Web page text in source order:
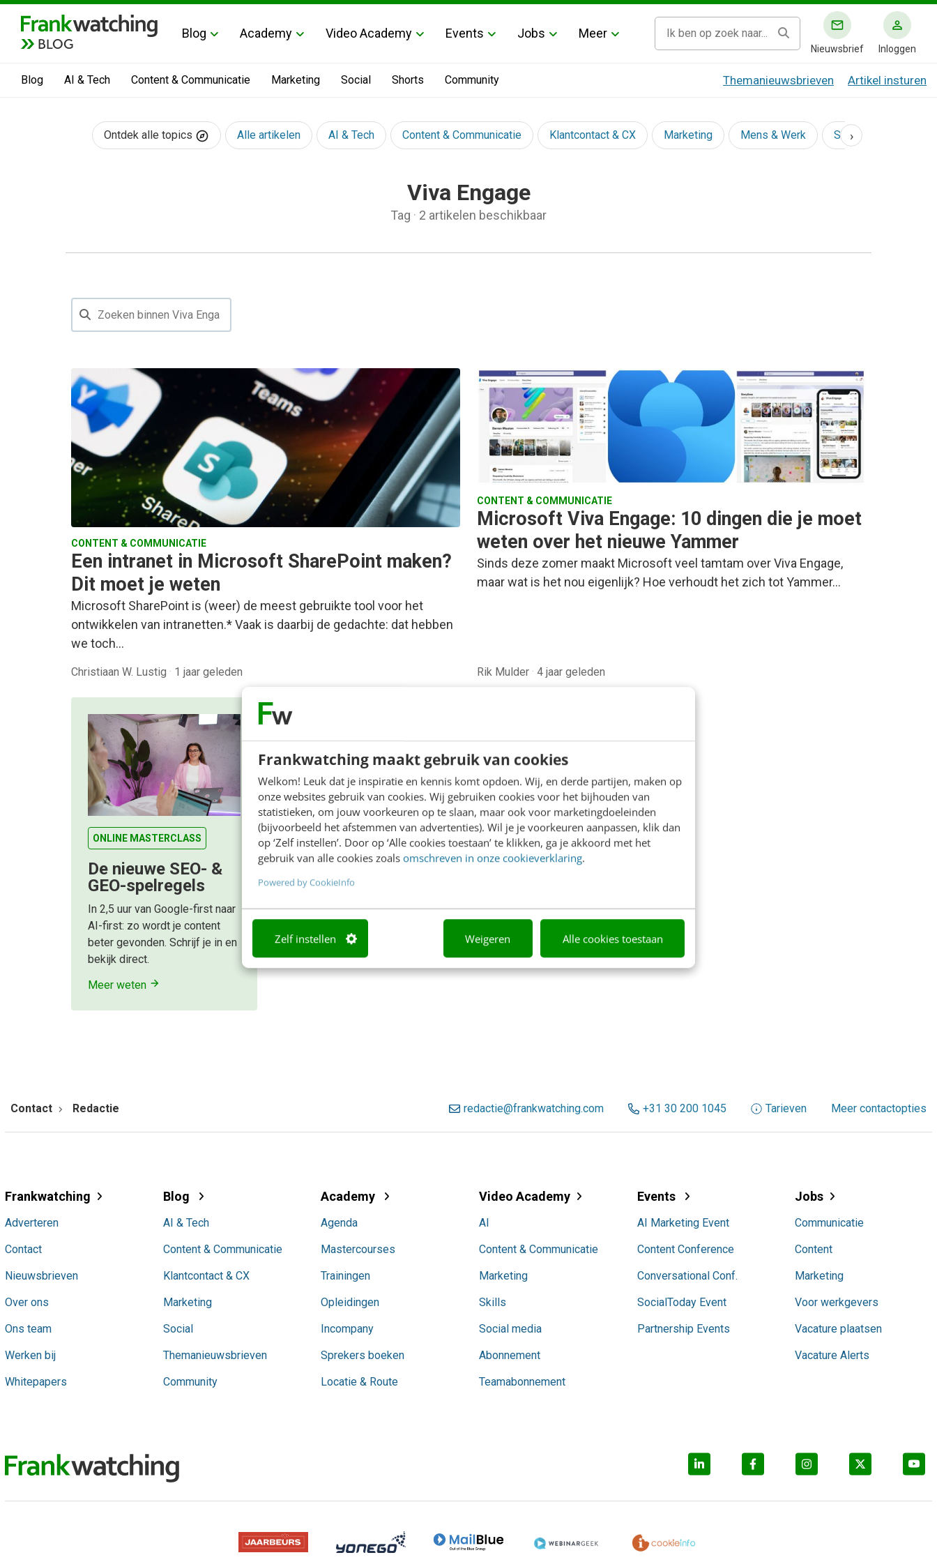
Frankwatching maakt gebruik van cookies
Welkom! Leuk dat je inspiratie en kennis komt opdoen. Wij, en derde partijen, maken op
onze websites gebruik van cookies. Wij gebruiken cookies voor het bijhouden van
statistieken, om jouw voorkeuren op te slaan, maar ook voor marketingdoeleinden
(bijvoorbeeld het afstemmen van advertenties). Wil je je voorkeuren aanpassen, klik dan
op ‘Zelf instellen’. Door op ‘Alle cookies toestaan’ te klikken, ga je akkoord met het
gebruik van alle cookies zoals omschreven in onze cookieverklaring.
Powered by CookieInfo
Zelf instellen Weigeren Alle cookies toestaan
BLOG
Blog Academy Video Academy Events Jobs Meer
Nieuwsbrief Inloggen
Blog AI & Tech Content & Communicatie Marketing Social Shorts Community Themanieuwsbrieven Artikel insturen
Ontdek alle topics Alle artikelen AI & Tech Content & Communicatie Klantcontact & CX Marketing Mens & Werk Social
›
Viva Engage
Tag · 2 artikelen beschikbaar
CONTENT & COMMUNICATIE
Een intranet in Microsoft SharePoint maken?
Dit moet je weten
Microsoft SharePoint is (weer) de meest gebruikte tool voor het
ontwikkelen van intranetten.* Vaak is daarbij de gedachte: dat hebben
we toch…
Christiaan W. Lustig · 1 jaar geleden
CONTENT & COMMUNICATIE
Microsoft Viva Engage: 10 dingen die je moet
weten over het nieuwe Yammer
Sinds deze zomer maakt Microsoft veel tamtam over Viva Engage,
maar wat is het nou eigenlijk? Hoe verhoudt het zich tot Yammer…
Rik Mulder · 4 jaar geleden
ONLINE MASTERCLASS
De nieuwe SEO- &
GEO-spelregels
In 2,5 uur van Google-first naar
AI-first: zo wordt je content
beter gevonden. Schrijf je in en
bekijk direct.
Meer weten
Contact Redactie redactie@frankwatching.com +31 30 200 1045 Tarieven Meer contactopties
Frankwatching
Adverteren
Contact
Nieuwsbrieven
Over ons
Ons team
Werken bij
Whitepapers
Blog
AI & Tech
Content & Communicatie
Klantcontact & CX
Marketing
Social
Themanieuwsbrieven
Community
Academy
Agenda
Mastercourses
Trainingen
Opleidingen
Incompany
Sprekers boeken
Locatie & Route
Video Academy
AI
Content & Communicatie
Marketing
Skills
Social media
Abonnement
Teamabonnement
Events
AI Marketing Event
Content Conference
Conversational Conf.
SocialToday Event
Partnership Events
Jobs
Communicatie
Content
Marketing
Voor werkgevers
Vacature plaatsen
Vacature Alerts